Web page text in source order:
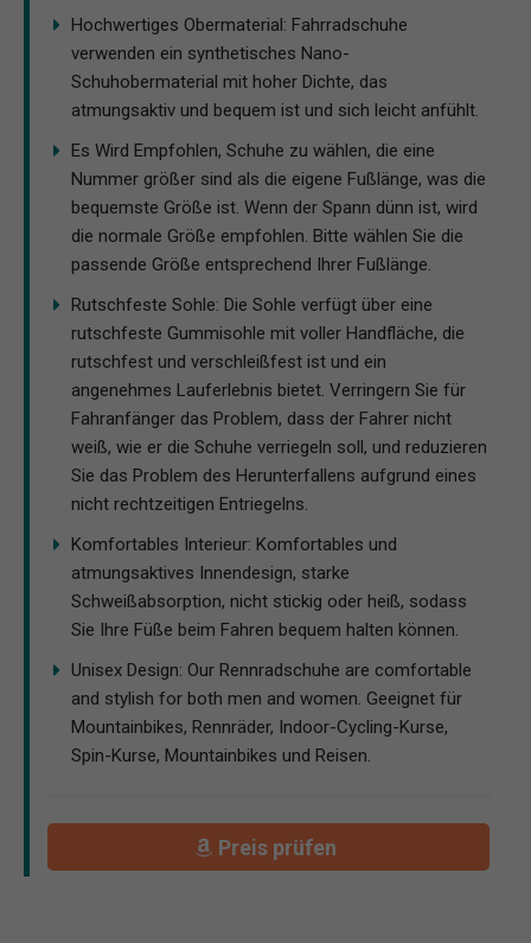
Hochwertiges Obermaterial: Fahrradschuhe
verwenden ein synthetisches Nano-
Schuhobermaterial mit hoher Dichte, das
atmungsaktiv und bequem ist und sich leicht anfühlt.
Es Wird Empfohlen, Schuhe zu wählen, die eine
Nummer größer sind als die eigene Fußlänge, was die
bequemste Größe ist. Wenn der Spann dünn ist, wird
die normale Größe empfohlen. Bitte wählen Sie die
passende Größe entsprechend Ihrer Fußlänge.
Rutschfeste Sohle: Die Sohle verfügt über eine
rutschfeste Gummisohle mit voller Handfläche, die
rutschfest und verschleißfest ist und ein
angenehmes Lauferlebnis bietet. Verringern Sie für
Fahranfänger das Problem, dass der Fahrer nicht
weiß, wie er die Schuhe verriegeln soll, und reduzieren
Sie das Problem des Herunterfallens aufgrund eines
nicht rechtzeitigen Entriegelns.
Komfortables Interieur: Komfortables und
atmungsaktives Innendesign, starke
Schweißabsorption, nicht stickig oder heiß, sodass
Sie Ihre Füße beim Fahren bequem halten können.
Unisex Design: Our Rennradschuhe are comfortable
and stylish for both men and women. Geeignet für
Mountainbikes, Rennräder, Indoor-Cycling-Kurse,
Spin-Kurse, Mountainbikes und Reisen.
Preis prüfen